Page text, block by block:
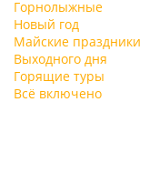
Горнолыжные
Новый год
Майские праздники
Выходного дня
Горящие туры
Всё включено